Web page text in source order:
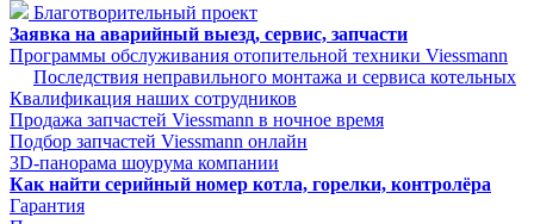
Благотворительный проект
Заявка на аварийный выезд, сервис, запчасти
Программы обслуживания отопительной техники Viessmann
Последствия неправильного монтажа и сервиса котельных
Квалификация наших сотрудников
Продажа запчастей Viessmann в ночное время
Подбор запчастей Viessmann онлайн
3D-панорама шоурума компании
Как найти серийный номер котла, горелки, контролёра
Гарантия